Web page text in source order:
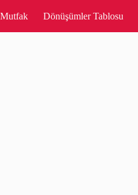
Mutfak Dönüşümler Tablosu